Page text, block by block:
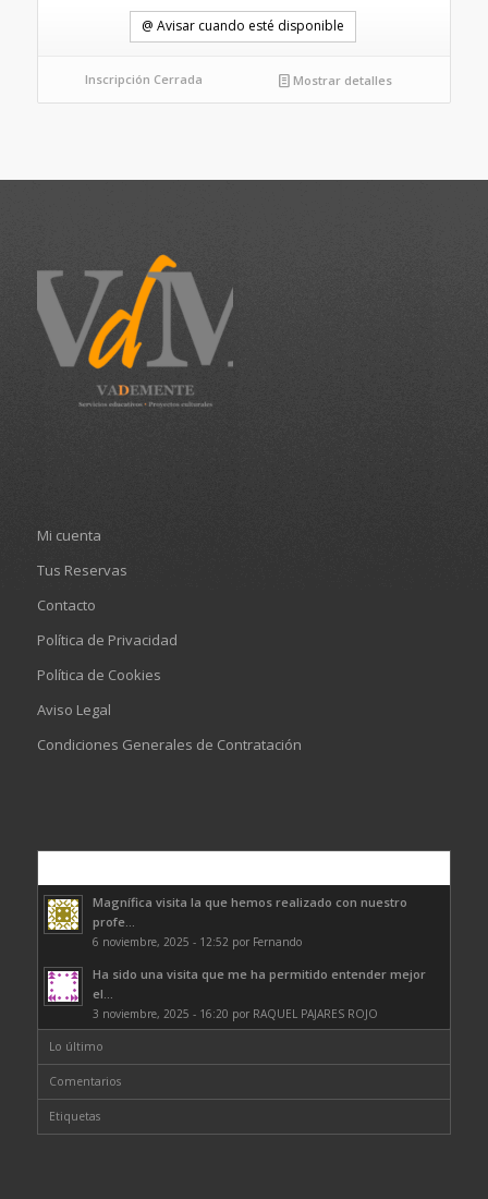
@ Avisar cuando esté disponible
Inscripción Cerrada Mostrar detalles
Mi cuenta
Tus Reservas
Contacto
Política de Privacidad
Política de Cookies
Aviso Legal
Condiciones Generales de Contratación
Magnífica visita la que hemos realizado con nuestro
profe...
6 noviembre, 2025 - 12:52 por Fernando
Ha sido una visita que me ha permitido entender mejor
el...
3 noviembre, 2025 - 16:20 por RAQUEL PAJARES ROJO
Lo último
Comentarios
Etiquetas